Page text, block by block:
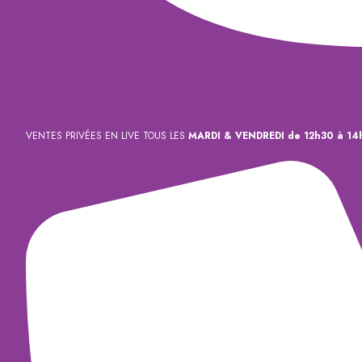
VENTES PRIVÉES EN LIVE TOUS LES MARDI & VENDREDI de 12h30 à